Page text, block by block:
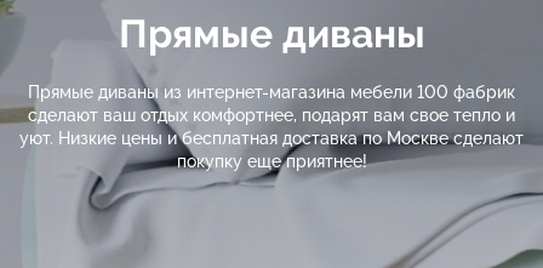
Прямые диваны
Прямые диваны из интернет-магазина мебели 100 фабрик
сделают ваш отдых комфортнее, подарят вам свое тепло и
уют. Низкие цены и бесплатная доставка по Москве сделают
покупку еще приятнее!